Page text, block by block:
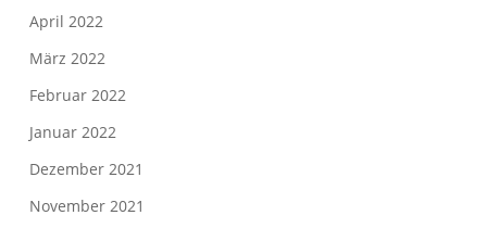
April 2022
März 2022
Februar 2022
Januar 2022
Dezember 2021
November 2021